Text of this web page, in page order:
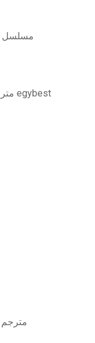
مسلسل
Peaky blinders season 2 episode 4 مترجم egybest
Brooklyn nine nine season 7 episode 4 مترجم